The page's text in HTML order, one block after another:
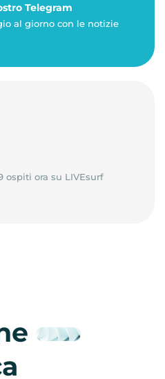
Telegram
al giorno con le notizie
ospiti ora su LIVEsurf